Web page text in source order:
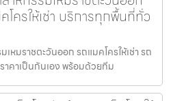
โครให้เช่า บริการทุกพื้นที่ทั่ว
หมราชตะวันออก รถแมคโครให้เช่า รถ
าคาเป็นกันเอง พร้อมด้วยทีม